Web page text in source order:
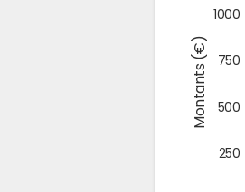
Montants (€)
250
500
750
1000